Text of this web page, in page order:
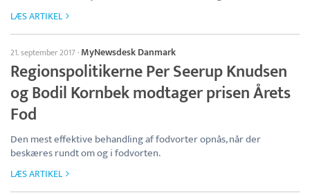
LÆS ARTIKEL
21. september 2017· MyNewsdesk Danmark
Regionspolitikerne Per Seerup Knudsen
og Bodil Kornbek modtager prisen Årets
Fod
Den mest effektive behandling af fodvorter opnås, når der
beskæres rundt om og i fodvorten.
LÆS ARTIKEL